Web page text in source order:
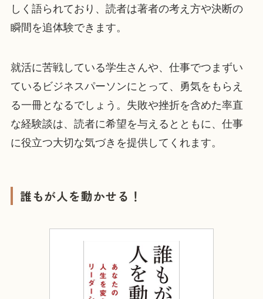
しく語られており、読者は著者の考え方や決断の
瞬間を追体験できます。
就活に苦戦している学生さんや、仕事でつまずい
ているビジネスパーソンにとって、勇気をもらえ
る一冊となるでしょう。失敗や挫折を含めた率直
な経験談は、読者に希望を与えるとともに、仕事
に役立つ大切な気づきを提供してくれます。
誰もが人を動かせる！